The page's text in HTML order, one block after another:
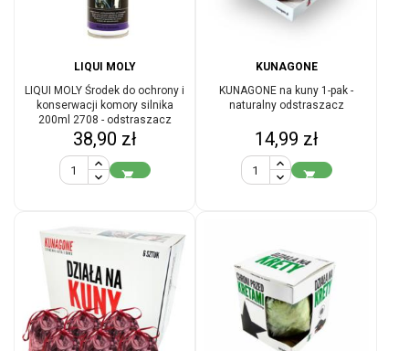
LIQUI MOLY
LIQUI MOLY Środek do ochrony i
konserwacji komory silnika
200ml 2708 - odstraszacz
gryzoni
Cena
38,90 zł

KUNAGONE
KUNAGONE na kuny 1-pak -
naturalny odstraszacz
Cena
14,99 zł
